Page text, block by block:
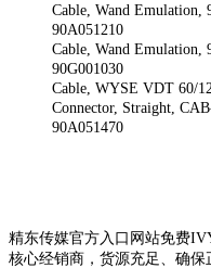
Cable, Wand Emulation,
90A051210
Cable, Wand Emulation,
90G001030
Cable, WYSE VDT 60/
Connector, Straight,
90A051470
精东传媒官方入口网站免费
核心经销商，货源充足、确保